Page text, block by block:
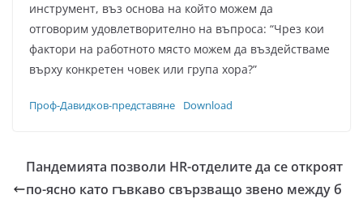
инструмент, въз основа на който можем да
отговорим удовлетворително на въпроса: “Чрез кои
фактори на работното място можем да въздействаме
върху конкретен човек или група хора?”
Проф-Давидков-представяне Download
Пандемията позволи HR-отделите да се откроят
по-ясно като гъвкаво свързващо звено между б